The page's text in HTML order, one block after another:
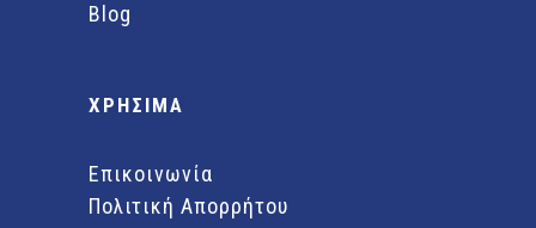
Blog
ΧΡΗΣΙΜΑ
Επικοινωνία
Πολιτική Απορρήτου